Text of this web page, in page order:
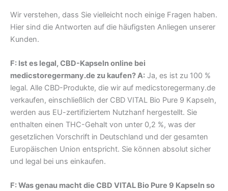
Wir verstehen, dass Sie vielleicht noch einige Fragen haben.
Hier sind die Antworten auf die häufigsten Anliegen unserer
Kunden.
F: Ist es legal, CBD-Kapseln online bei
medicstoregermany.de zu kaufen? A: Ja, es ist zu 100 %
legal. Alle CBD-Produkte, die wir auf medicstoregermany.de
verkaufen, einschließlich der CBD VITAL Bio Pure 9 Kapseln,
werden aus EU-zertifiziertem Nutzhanf hergestellt. Sie
enthalten einen THC-Gehalt von unter 0,2 %, was der
gesetzlichen Vorschrift in Deutschland und der gesamten
Europäischen Union entspricht. Sie können absolut sicher
und legal bei uns einkaufen.
F: Was genau macht die CBD VITAL Bio Pure 9 Kapseln so